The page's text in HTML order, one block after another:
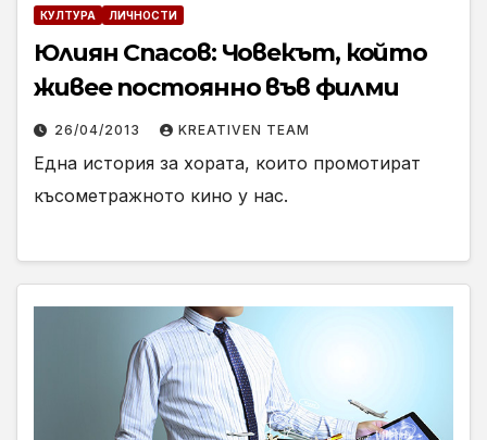
КУЛТУРА ЛИЧНОСТИ
Юлиян Спасов: Човекът, който
живее постоянно във филми
26/04/2013 KREATIVEN TEAM
Една история за хората, които промотират
късометражното кино у нас.